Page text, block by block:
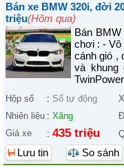
Bán xe BMW 320i, đời
triệu(Hôm qua)
Bán BMW
chơi : - Vô
cánh gió ,
và khung
Hộp số : Số tự động
Nhiên liệu : Xăng
Giá xe
: 435 triệu
Lưu tin
So sánh